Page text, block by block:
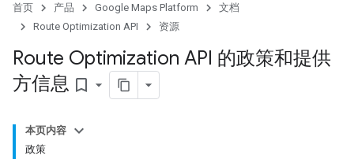
首页 产品 Google Maps Platform
文档
Route Optimization API
资源
Route Optimization API 的政策和提供
方信息 bookmark_border
本页内容
政策